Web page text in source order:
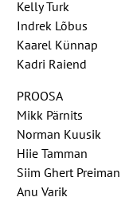
Kelly Turk
Indrek Lõbus
Kaarel Künnap
Kadri Raiend
PROOSA
Mikk Pärnits
Norman Kuusik
Hiie Tamman
Siim Ghert Preiman
Anu Varik